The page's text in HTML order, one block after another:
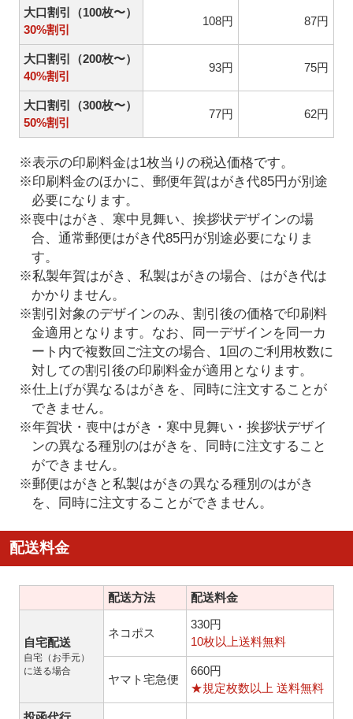
大口割引（100枚〜）
30%割引
108円 87円
大口割引（200枚〜）
40%割引
93円 75円
大口割引（300枚〜）
50%割引
77円 62円
※表示の印刷料金は1枚当りの税込価格です。
※印刷料金のほかに、郵便年賀はがき代85円が別途
必要になります。
※喪中はがき、寒中見舞い、挨拶状デザインの場
合、通常郵便はがき代85円が別途必要になりま
す。
※私製年賀はがき、私製はがきの場合、はがき代は
かかりません。
※割引対象のデザインのみ、割引後の価格で印刷料
金適用となります。なお、同一デザインを同一カ
ート内で複数回ご注文の場合、1回のご利用枚数に
対しての割引後の印刷料金が適用となります。
※仕上げが異なるはがきを、同時に注文することが
できません。
※年賀状・喪中はがき・寒中見舞い・挨拶状デザイ
ンの異なる種別のはがきを、同時に注文すること
ができません。
※郵便はがきと私製はがきの異なる種別のはがき
を、同時に注文することができません。
配送料金
配送方法 配送料金
自宅配送
自宅（お手元）
に送る場合
ネコポス
330円
10枚以上送料無料
ヤマト宅急便
660円
★規定枚数以上 送料無料